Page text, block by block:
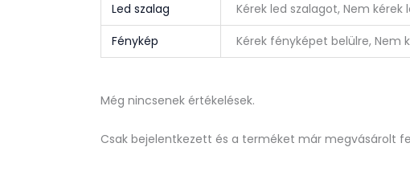
Led szalag
Kérek led szalagot, Nem kérek
Fénykép
Kérek fényképet belülre, Nem
Még nincsenek értékelések.
Csak bejelentkezett és a terméket már megvásárolt